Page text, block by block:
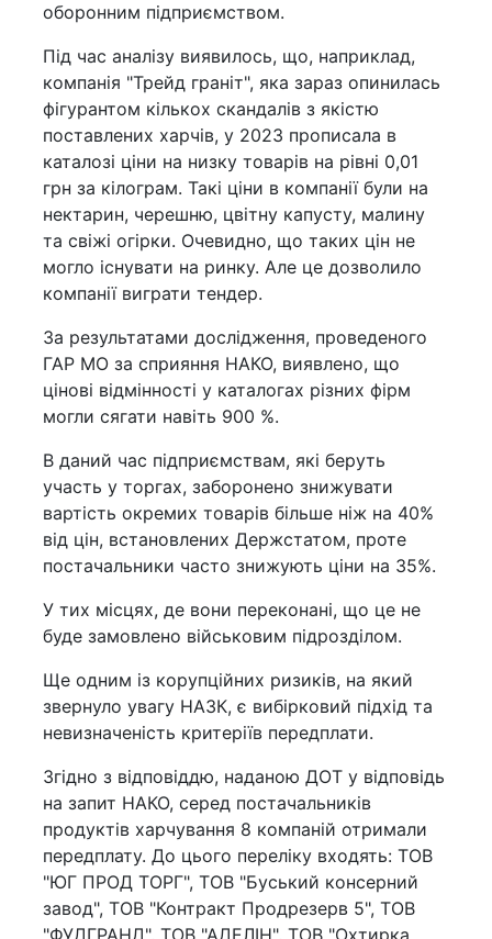
оборонним підприємством.
Під час аналізу виявилось, що, наприклад,
компанія "Трейд граніт", яка зараз опинилась
фігурантом кількох скандалів з якістю
поставлених харчів, у 2023 прописала в
каталозі ціни на низку товарів на рівні 0,01
грн за кілограм. Такі ціни в компанії були на
нектарин, черешню, цвітну капусту, малину
та свіжі огірки. Очевидно, що таких цін не
могло існувати на ринку. Але це дозволило
компанії виграти тендер.
За результатами дослідження, проведеного
ГАР МО за сприяння НАКО, виявлено, що
цінові відмінності у каталогах різних фірм
могли сягати навіть 900 %.
В даний час підприємствам, які беруть
участь у торгах, заборонено знижувати
вартість окремих товарів більше ніж на 40%
від цін, встановлених Держстатом, проте
постачальники часто знижують ціни на 35%.
У тих місцях, де вони переконані, що це не
буде замовлено військовим підрозділом.
Ще одним із корупційних ризиків, на який
звернуло увагу НАЗК, є вибірковий підхід та
невизначеність критеріїв передплати.
Згідно з відповіддю, наданою ДОТ у відповідь
на запит НАКО, серед постачальників
продуктів харчування 8 компаній отримали
передплату. До цього переліку входять: ТОВ
"ЮГ ПРОД ТОРГ", ТОВ "Буський консерний
завод", ТОВ "Контракт Продрезерв 5", ТОВ